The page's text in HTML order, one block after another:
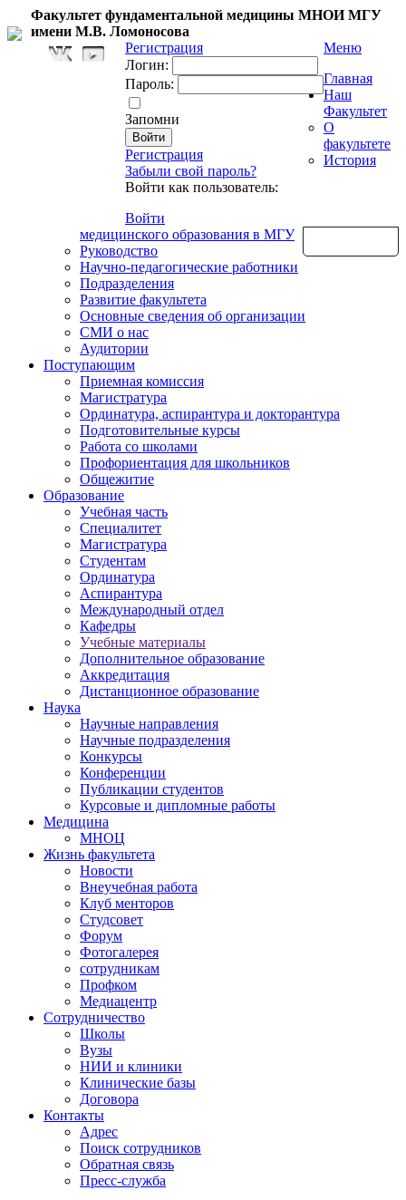
Факультет фундаментальной медицины МНОИ МГУ
имени М.В. Ломоносова
Регистрация
Логин:
Пароль:
Запомни
Регистрация
Забыли свой пароль?
Войти как пользователь:
Войти
Меню
Главная
Наш
Факультет
О
факультете
История
медицинского образования в МГУ
Руководство
Научно-педагогические работники
Подразделения
Развитие факультета
Основные сведения об организации
СМИ о нас
Аудитории
Поступающим
Приемная комиссия
Магистратура
Ординатура, аспирантура и докторантура
Подготовительные курсы
Работа со школами
Профориентация для школьников
Общежитие
Образование
Учебная часть
Специалитет
Магистратура
Студентам
Ординатура
Аспирантура
Международный отдел
Кафедры
Учебные материалы
Дополнительное образование
Аккредитация
Дистанционное образование
Наука
Научные направления
Научные подразделения
Конкурсы
Конференции
Публикации студентов
Курсовые и дипломные работы
Медицина
МНОЦ
Жизнь факультета
Новости
Внеучебная работа
Клуб менторов
Студсовет
Форум
Фотогалерея
сотрудникам
Профком
Медиацентр
Сотрудничество
Школы
Вузы
НИИ и клиники
Клинические базы
Договора
Контакты
Адрес
Поиск сотрудников
Обратная связь
Пресс-служба